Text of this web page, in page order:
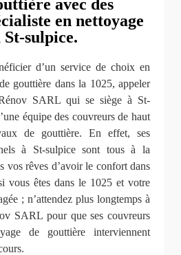
avec des
en nettoyage
sulpice.
d’un service de choix en
gouttière dans la 1025, appeler
SARL qui se siège à St-
équipe des couvreurs de haut
de gouttière. En effet, ses
à St-sulpice sont tous à la
vos rêves d’avoir le confort dans
vous êtes dans le 1025 et votre
; n’attendez plus longtemps à
SARL pour que ses couvreurs
de gouttière interviennent